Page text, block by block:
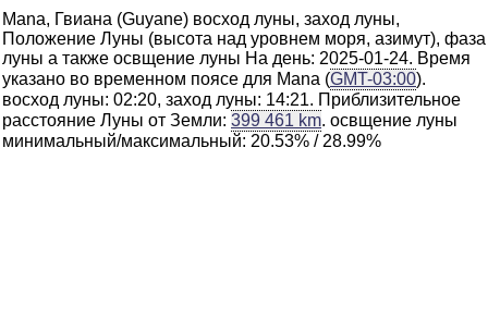
Mana, Гвиана (Guyane) восход луны, заход луны,
Положение Луны (высота над уровнем моря, азимут), фаза
луны а также освщение луны На день: 2025-01-24. Время
указано во временном поясе для Mana (GMT-03:00).
восход луны: 02:20, заход луны: 14:21. Приблизительное
расстояние Луны от Земли: 399 461 km. освщение луны
минимальный/максимальный: 20.53% / 28.99%